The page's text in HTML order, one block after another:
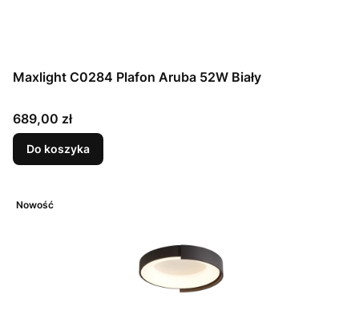
Maxlight C0284 Plafon Aruba 52W Biały
Cena
689,00 zł
Do koszyka
Nowość